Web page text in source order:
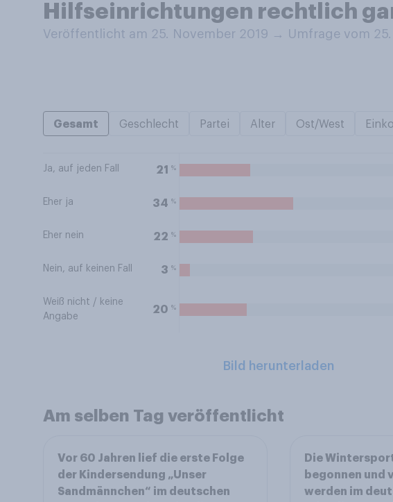
Hilfseinrichtungen rechtlich
Veröffentlicht am 25. November 2019 → Umfrage vom
Gesamt Geschlecht Partei Alter Ost/West
Ja, auf jeden Fall 21 %
Eher ja 34 %
Eher nein 22 %
Nein, auf keinen Fall 3 %
Weiß nicht / keine
Angabe
20 %
Bild herunterladen
Am selben Tag veröffentlicht
Vor 60 Jahren lief die erste Folge
der Kindersendung „Unser
Sandmännchen“ im deutschen
Die
begonnen und
werden im